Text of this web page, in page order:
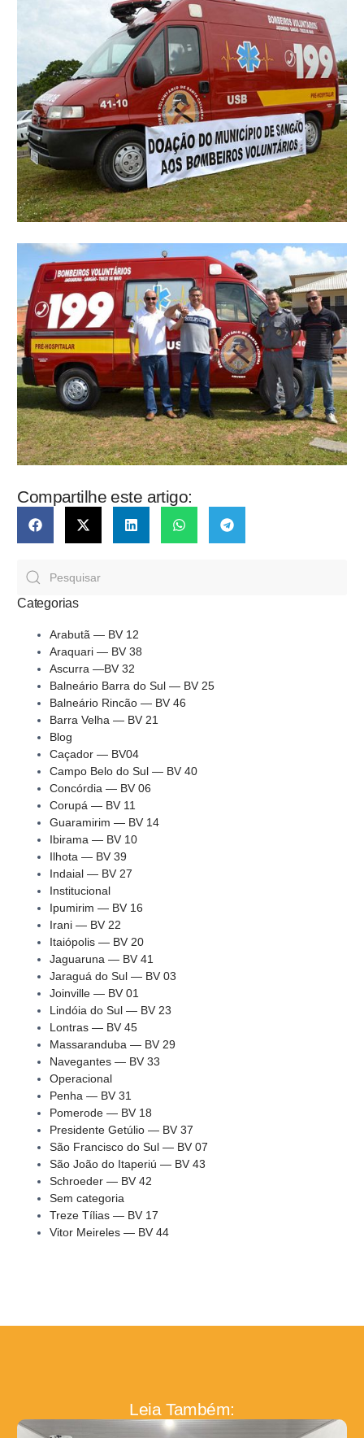
Compartilhe este artigo:
Categorias
Arabutã — BV 12
Araquari — BV 38
Ascurra —BV 32
Balneário Barra do Sul — BV 25
Balneário Rincão — BV 46
Barra Velha — BV 21
Blog
Caçador — BV04
Campo Belo do Sul — BV 40
Concórdia — BV 06
Corupá — BV 11
Guaramirim — BV 14
Ibirama — BV 10
Ilhota — BV 39
Indaial — BV 27
Institucional
Ipumirim — BV 16
Irani — BV 22
Itaiópolis — BV 20
Jaguaruna — BV 41
Jaraguá do Sul — BV 03
Joinville — BV 01
Lindóia do Sul — BV 23
Lontras — BV 45
Massaranduba — BV 29
Navegantes — BV 33
Operacional
Penha — BV 31
Pomerode — BV 18
Presidente Getúlio — BV 37
São Francisco do Sul — BV 07
São João do Itaperiú — BV 43
Schroeder — BV 42
Sem categoria
Treze Tílias — BV 17
Vitor Meireles — BV 44
Leia Também: